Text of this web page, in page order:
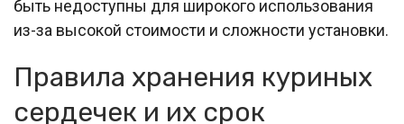
быть недоступны для широкого использования
из-за высокой стоимости и сложности установки.
Правила хранения куриных
сердечек и их срок